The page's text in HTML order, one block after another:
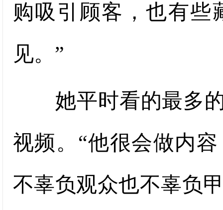
购吸引顾客，也有些
见。”
她平时看的最多的
视频。“他很会做内
不辜负观众也不辜负